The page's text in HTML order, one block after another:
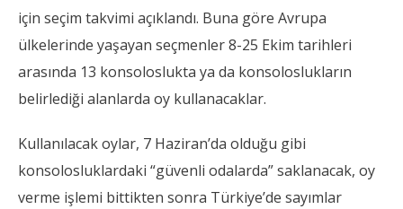
için seçim takvimi açıklandı. Buna göre Avrupa
ülkelerinde yaşayan seçmenler 8-25 Ekim tarihleri
arasında 13 konsoloslukta ya da konsoloslukların
belirlediği alanlarda oy kullanacaklar.
Kullanılacak oylar, 7 Haziran’da olduğu gibi
konsolosluklardaki “güvenli odalarda” saklanacak, oy
verme işlemi bittikten sonra Türkiye’de sayımlar